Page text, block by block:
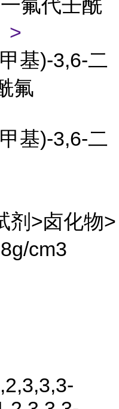
氟代壬酰
>
基)-3,6-二
氟
基)-3,6-二
剂>卤化物>
cm3